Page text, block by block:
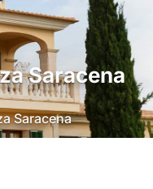
Saracena
Saracena